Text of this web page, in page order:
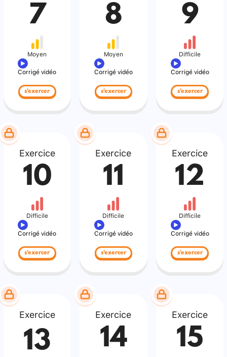
7
Moyen
Corrigé vidéo
s'exercer
8
Moyen
Corrigé vidéo
s'exercer
9
Difficile
Corrigé vidéo
s'exercer
Exercice
10
Difficile
Corrigé vidéo
s'exercer
Exercice
11
Difficile
Corrigé vidéo
s'exercer
Exercice
12
Difficile
Corrigé vidéo
s'exercer
Exercice
13
Exercice
14
Exercice
15